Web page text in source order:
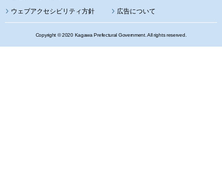
ウェブアクセシビリティ方針 広告について
Copyright © 2020 Kagawa Prefectural Government. All rights reserved.